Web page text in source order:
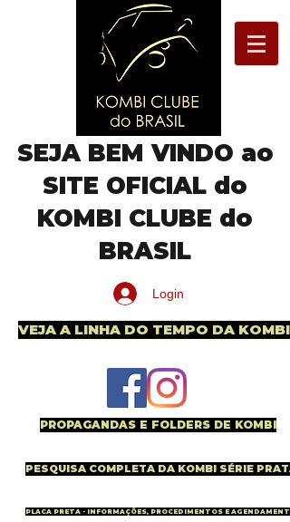
SEJA BEM VINDO ao
SITE OFICIAL do
KOMBI CLUBE do
BRASIL
Login
VEJA A LINHA DO TEMPO DA KOMBI
PROPAGANDAS E FOLDERS DE KOMBI
PESQUISA COMPLETA DA KOMBI SÉRIE PRATA
PLACA PRETA - INFORMAÇÕES, PROCEDIMENTOS E